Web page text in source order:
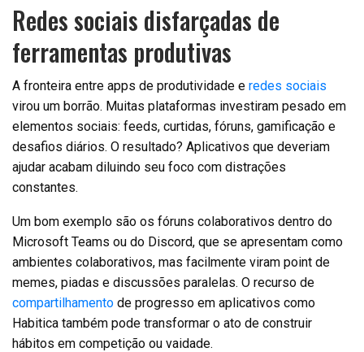
Redes sociais disfarçadas de
ferramentas produtivas
A fronteira entre apps de produtividade e redes sociais
virou um borrão. Muitas plataformas investiram pesado em
elementos sociais: feeds, curtidas, fóruns, gamificação e
desafios diários. O resultado? Aplicativos que deveriam
ajudar acabam diluindo seu foco com distrações
constantes.
Um bom exemplo são os fóruns colaborativos dentro do
Microsoft Teams ou do Discord, que se apresentam como
ambientes colaborativos, mas facilmente viram point de
memes, piadas e discussões paralelas. O recurso de
compartilhamento de progresso em aplicativos como
Habitica também pode transformar o ato de construir
hábitos em competição ou vaidade.